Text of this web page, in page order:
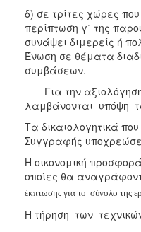
δ) σε τρίτες χώρες
περίπτωση γ΄ της
συνάψει διμερείς ή
Ένωση σε θέματα
συμβάσεων.
Για την
λαμβάνονται υπόψη
Τα δικαιολογητικά
Συγγραφής
Η οικονομική
οποίες θα
έκπτωσης για το σύνολο της
Η τήρηση των